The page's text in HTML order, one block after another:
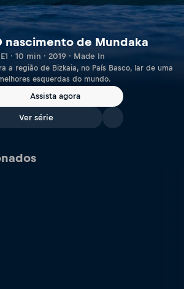
nascimento de Mundaka
· 10 min · 2019 · Made In
a região de Bizkaia, no País Basco, lar de uma
esquerdas do mundo.
Assista agora
Ver série